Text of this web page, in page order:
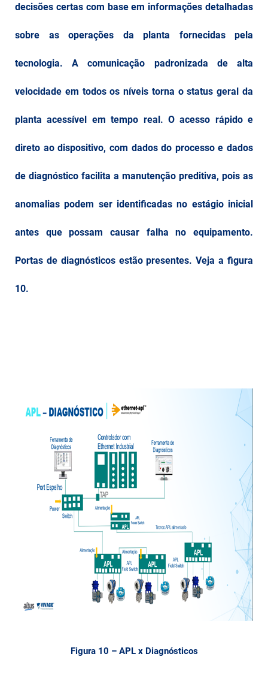
decisões certas com base em informações detalhadas
sobre as operações da planta fornecidas pela
tecnologia. A comunicação padronizada de alta
velocidade em todos os níveis torna o status geral da
planta acessível em tempo real. O acesso rápido e
direto ao dispositivo, com dados do processo e dados
de diagnóstico facilita a manutenção preditiva, pois as
anomalias podem ser identificadas no estágio inicial
antes que possam causar falha no equipamento.
Portas de diagnósticos estão presentes. Veja a figura
10.
Figura 10 – APL x Diagnósticos